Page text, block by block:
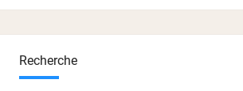
Recherche